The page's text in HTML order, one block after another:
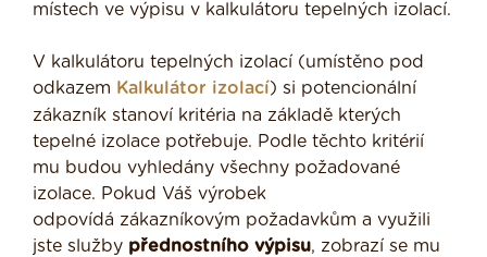
místech ve výpisu v kalkulátoru tepelných izolací.
V kalkulátoru tepelných izolací (umístěno pod
odkazem Kalkulátor izolací) si potencionální
zákazník stanoví kritéria na základě kterých
tepelné izolace potřebuje. Podle těchto kritérií
mu budou vyhledány všechny požadované
izolace. Pokud Váš výrobek
odpovídá zákazníkovým požadavkům a využili
jste služby přednostního výpisu, zobrazí se mu